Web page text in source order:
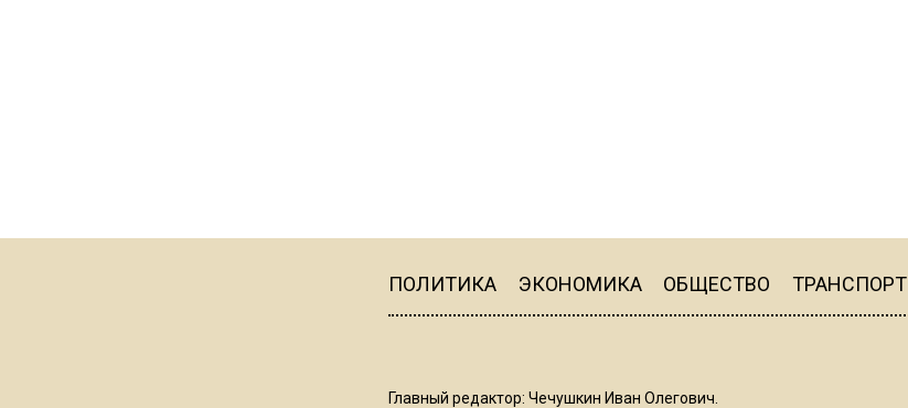
ПОЛИТИКА ЭКОНОМИКА ОБЩЕСТВО ТРАНСПОРТ
Главный редактор: Чечушкин Иван Олегович.